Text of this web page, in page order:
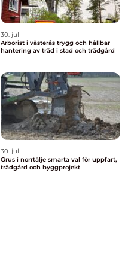
30. jul
Arborist i västerås trygg och hållbar
hantering av träd i stad och trädgård
30. jul
Grus i norrtälje smarta val för uppfart,
trädgård och byggprojekt